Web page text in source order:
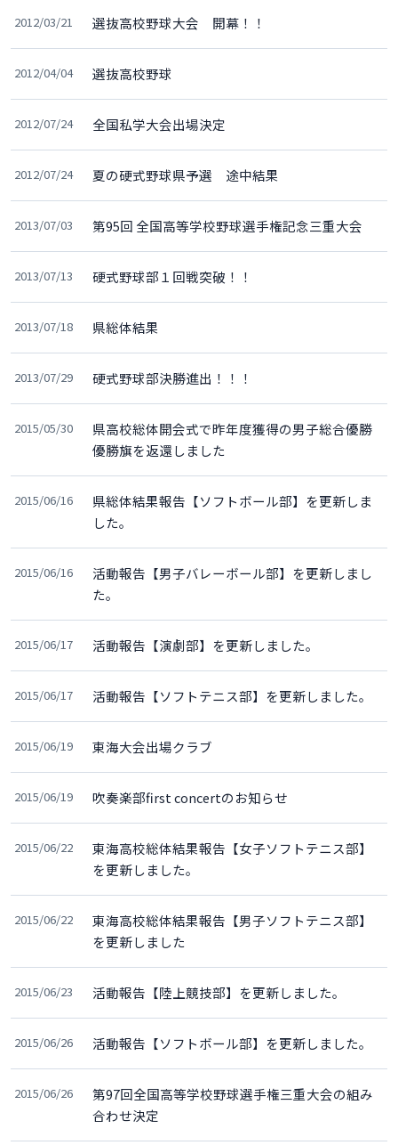
2012/03/21 選抜高校野球大会 開幕！！
2012/04/04 選抜高校野球
2012/07/24 全国私学大会出場決定
2012/07/24 夏の硬式野球県予選 途中結果
2013/07/03 第95回 全国高等学校野球選手権記念三重大会
2013/07/13 硬式野球部１回戦突破！！
2013/07/18 県総体結果
2013/07/29 硬式野球部決勝進出！！！
2015/05/30
県高校総体開会式で昨年度獲得の男子総合優勝
優勝旗を返還しました
2015/06/16
県総体結果報告【ソフトボール部】を更新しま
した。
2015/06/16
活動報告【男子バレーボール部】を更新しまし
た。
2015/06/17 活動報告【演劇部】を更新しました。
2015/06/17 活動報告【ソフトテニス部】を更新しました。
2015/06/19 東海大会出場クラブ
2015/06/19 吹奏楽部first concertのお知らせ
2015/06/22
東海高校総体結果報告【女子ソフトテニス部】
を更新しました。
2015/06/22
東海高校総体結果報告【男子ソフトテニス部】
を更新しました
2015/06/23 活動報告【陸上競技部】を更新しました。
2015/06/26 活動報告【ソフトボール部】を更新しました。
2015/06/26
第97回全国高等学校野球選手権三重大会の組み
合わせ決定